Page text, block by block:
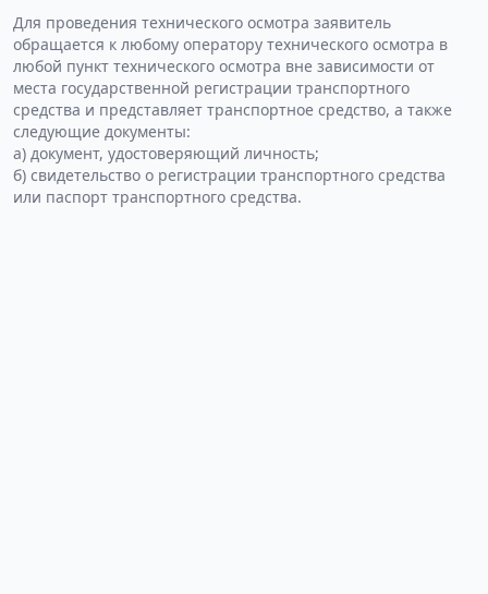
Для проведения технического осмотра заявитель
обращается к любому оператору технического осмотра в
любой пункт технического осмотра вне зависимости от
места государственной регистрации транспортного
средства и представляет транспортное средство, а также
следующие документы:
а) документ, удостоверяющий личность;
б) свидетельство о регистрации транспортного средства
или паспорт транспортного средства.